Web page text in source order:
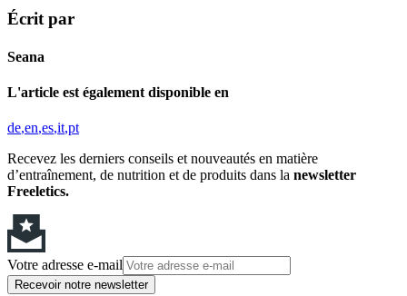
Écrit par
Seana
L'article est également disponible en
de en es it pt
Recevez les derniers conseils et nouveautés en matière
d’entraînement, de nutrition et de produits dans la newsletter
Freeletics.
Votre adresse e-mail
Recevoir notre newsletter